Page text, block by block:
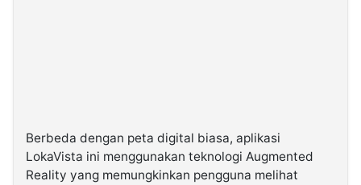
Berbeda dengan peta digital biasa, aplikasi
LokaVista ini menggunakan teknologi Augmented
Reality yang memungkinkan pengguna melihat